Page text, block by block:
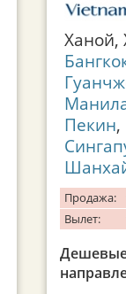
Ханой,
Пекин,
Продажа:
Вылет: